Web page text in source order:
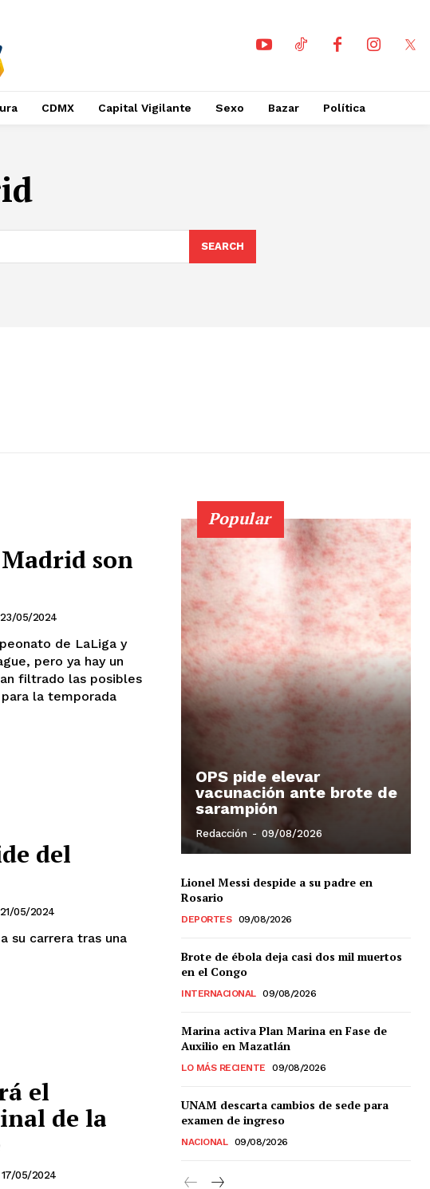
California
México
Estado de México
CDMX Capital Vigilante Sexo Bazar Política
SEARCH
son
23/05/2024
de LaLiga y
pero ya hay un
filtrado las posibles
la temporada
del
21/05/2024
su carrera tras una
el
de la
17/05/2024
Popular
OPS pide elevar
vacunación ante brote de
sarampión
Redacción - 09/08/2026
Lionel Messi despide a su padre en
Rosario
DEPORTES 09/08/2026
Brote de ébola deja casi dos mil muertos
en el Congo
INTERNACIONAL 09/08/2026
Marina activa Plan Marina en Fase de
Auxilio en Mazatlán
LO MÁS RECIENTE 09/08/2026
UNAM descarta cambios de sede para
examen de ingreso
NACIONAL 09/08/2026